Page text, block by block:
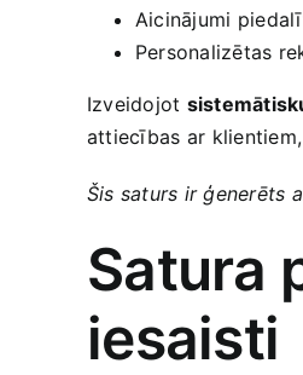
Aicinājumi⁣
Personalizētas
Izveidojot
attiecības ⁣ar
Šis saturs ir ģenerēts
Satura
iesaisti